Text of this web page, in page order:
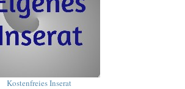
Kostenfreies Inserat